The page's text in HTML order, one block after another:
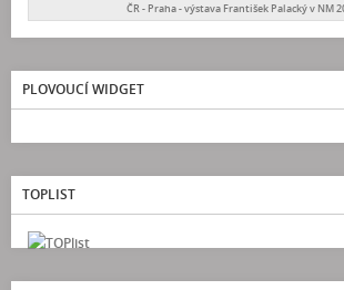
ČR - Praha - výstava František Palacký v NM
PLOVOUCÍ WIDGET
TOPLIST